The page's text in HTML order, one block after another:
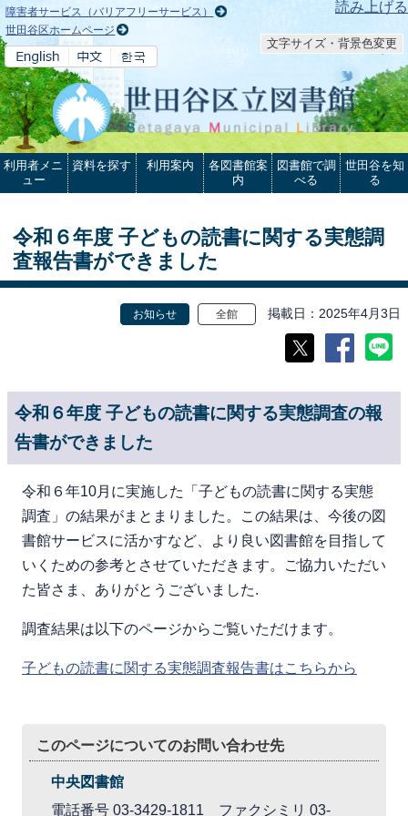
本文へ 読み上げる
障害者サービス（バリアフリーサービス）
世田谷区ホームページ
文字サイズ・背景色変更
利用者メニ
ュー
資料を探す 利用案内
各図書館案
内
図書館で調
べる
世田谷を知
る
令和６年度 子どもの読書に関する実態調
査報告書ができました
お知らせ 全館 掲載日 2025年4月3日
令和６年度 子どもの読書に関する実態調査の報
告書ができました
令和６年10月に実施した「子どもの読書に関する実態
調査」の結果がまとまりました。この結果は、今後の図
書館サービスに活かすなど、より良い図書館を目指して
いくための参考とさせていただきます。ご協力いただい
た皆さま、ありがとうございました.
調査結果は以下のページからご覧いただけます。
子どもの読書に関する実態調査報告書はこちらから
このページについてのお問い合わせ先
中央図書館
電話番号 03-3429-1811 ファクシミリ 03-